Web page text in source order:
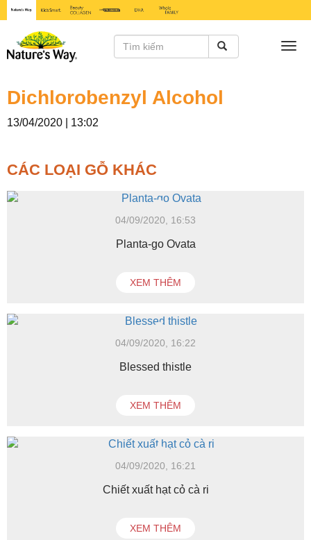
Dichlorobenzyl Alcohol
13/04/2020 | 13:02
CÁC LOẠI GỖ KHÁC
04/09/2020, 16:53
Planta-go Ovata
XEM THÊM
04/09/2020, 16:22
Blessed thistle
XEM THÊM
04/09/2020, 16:21
Chiết xuất hạt cỏ cà ri
XEM THÊM